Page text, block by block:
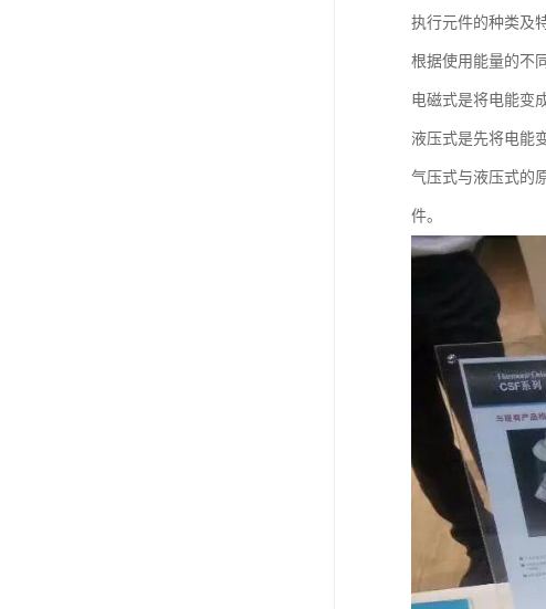
执行元件的种类及
根据使用能量的不
电磁式是将电能变
液压式是先将电能
气压式与液压式的
件。